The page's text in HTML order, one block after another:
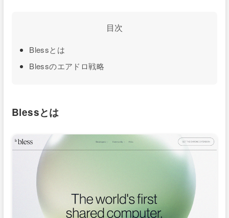
目次
Blessとは
Blessのエアドロ戦略
Blessとは